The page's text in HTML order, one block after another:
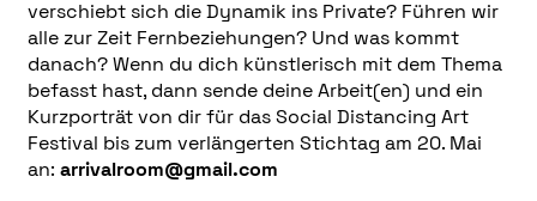
verschiebt sich die Dynamik ins Private? Führen wir
alle zur Zeit Fernbeziehungen? Und was kommt
danach? Wenn du dich künstlerisch mit dem Thema
befasst hast, dann sende deine Arbeit(en) und ein
Kurzporträt von dir für das Social Distancing Art
Festival bis zum verlängerten Stichtag am 20. Mai
an: arrivalroom@gmail.com